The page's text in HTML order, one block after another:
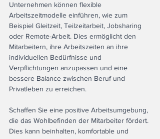
Unternehmen können flexible
Arbeitszeitmodelle einführen, wie zum
Beispiel Gleitzeit, Teilzeitarbeit, Jobsharing
oder Remote-Arbeit. Dies ermöglicht den
Mitarbeitern, ihre Arbeitszeiten an ihre
individuellen Bedürfnisse und
Verpflichtungen anzupassen und eine
bessere Balance zwischen Beruf und
Privatleben zu erreichen.
Schaffen Sie eine positive Arbeitsumgebung,
die das Wohlbefinden der Mitarbeiter fördert.
Dies kann beinhalten, komfortable und